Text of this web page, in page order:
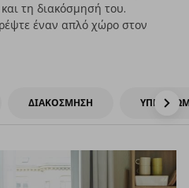
τη διακόσμησή του.
έναν απλό χώρο στον
ΔΙΑΚΟΣΜΗΣΗ